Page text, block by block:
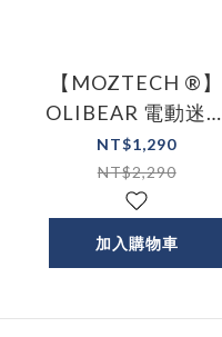
【MOZTECH ®】
OLIBEAR 電動迷你
刮鬍刀+鼻毛修剪套
裝
NT$1,290
NT$2,290
加入購物車